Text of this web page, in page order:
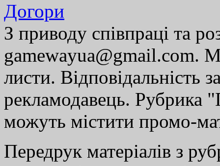
Догори
З приводу співпраці та
gamewayua@gmail.com.
листи. Відповідальність
рекламодавець. Рубрика
можуть містити промо-
Передрук матеріалів з